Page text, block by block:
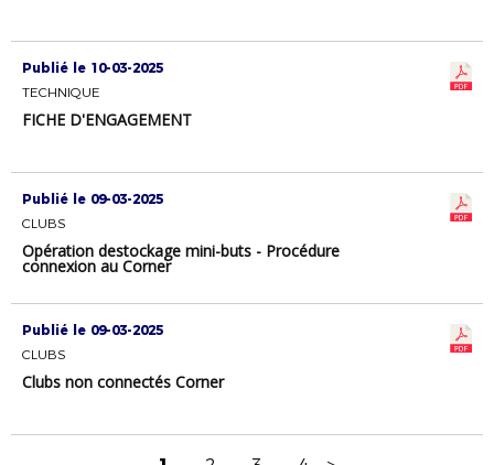
Publié le 10-03-2025
TECHNIQUE
FICHE D'ENGAGEMENT
Publié le 09-03-2025
CLUBS
Opération destockage mini-buts - Procédure
connexion au Corner
Publié le 09-03-2025
CLUBS
Clubs non connectés Corner